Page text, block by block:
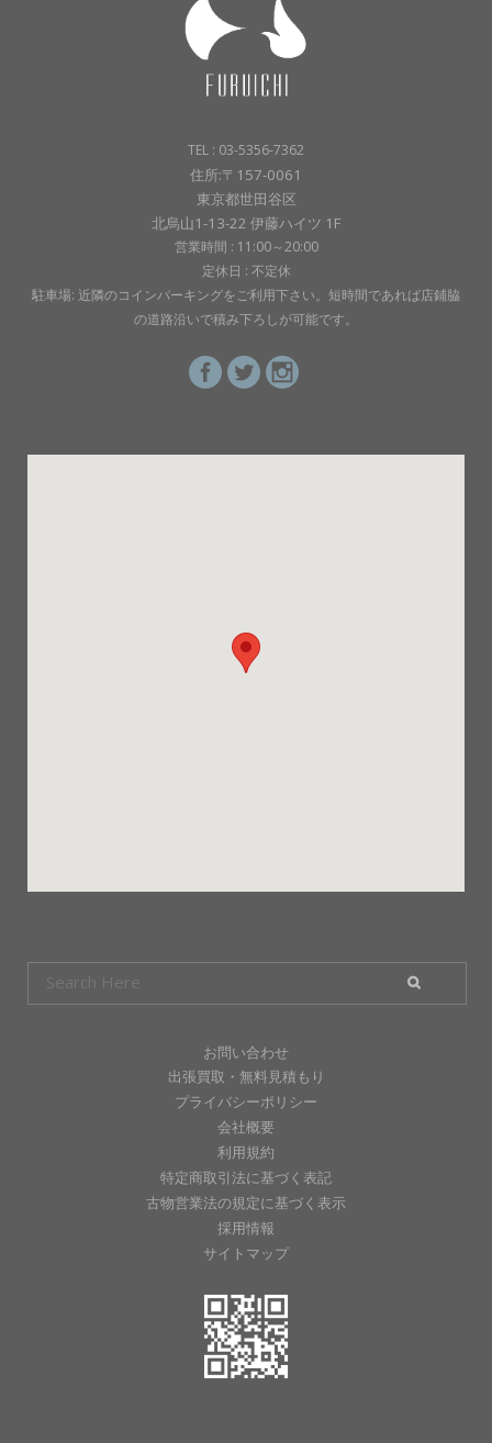
TEL : 03-5356-7362
住所:〒157-0061
東京都世田谷区
北烏山1-13-22 伊藤ハイツ 1F
営業時間 : 11:00～20:00
定休日 : 不定休
駐車場: 近隣のコインパーキングをご利用下さい。短時間であれば店鋪脇
の道路沿いで積み下ろしが可能です。
お問い合わせ
出張買取・無料見積もり
プライバシーポリシー
会社概要
利用規約
特定商取引法に基づく表記
古物営業法の規定に基づく表示
採用情報
サイトマップ